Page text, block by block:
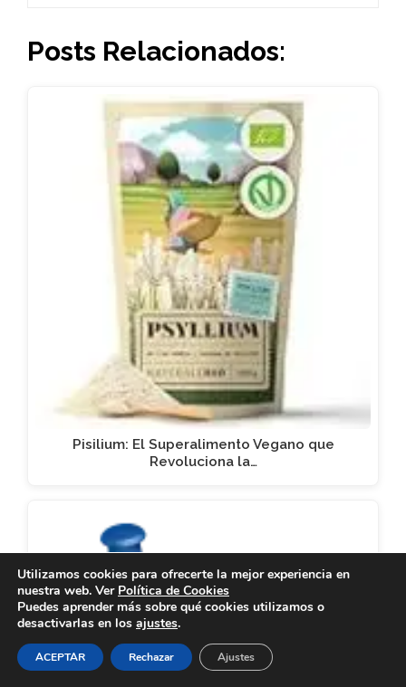
Posts Relacionados:
Pisilium: El Superalimento Vegano que
Revoluciona la…
Utilizamos cookies para ofrecerte la mejor experiencia en
nuestra web. Ver Política de Cookies
Puedes aprender más sobre qué cookies utilizamos o
desactivarlas en los ajustes.
ACEPTAR Rechazar Ajustes